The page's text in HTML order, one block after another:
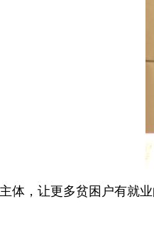
体，让更多贫困户有就